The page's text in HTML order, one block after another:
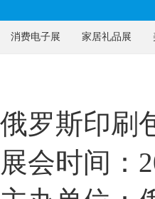
消费电子展 家居礼品展
俄罗斯印刷
展会时间：